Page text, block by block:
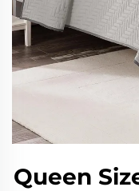
Queen